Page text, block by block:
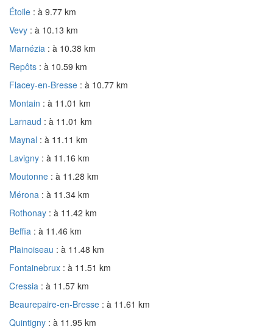
Étoile : à 9.77 km
Vevy : à 10.13 km
Marnézia : à 10.38 km
Repôts : à 10.59 km
Flacey-en-Bresse : à 10.77 km
Montain : à 11.01 km
Larnaud : à 11.01 km
Maynal : à 11.11 km
Lavigny : à 11.16 km
Moutonne : à 11.28 km
Mérona : à 11.34 km
Rothonay : à 11.42 km
Beffia : à 11.46 km
Plainoiseau : à 11.48 km
Fontainebrux : à 11.51 km
Cressia : à 11.57 km
Beaurepaire-en-Bresse : à 11.61 km
Quintigny : à 11.95 km